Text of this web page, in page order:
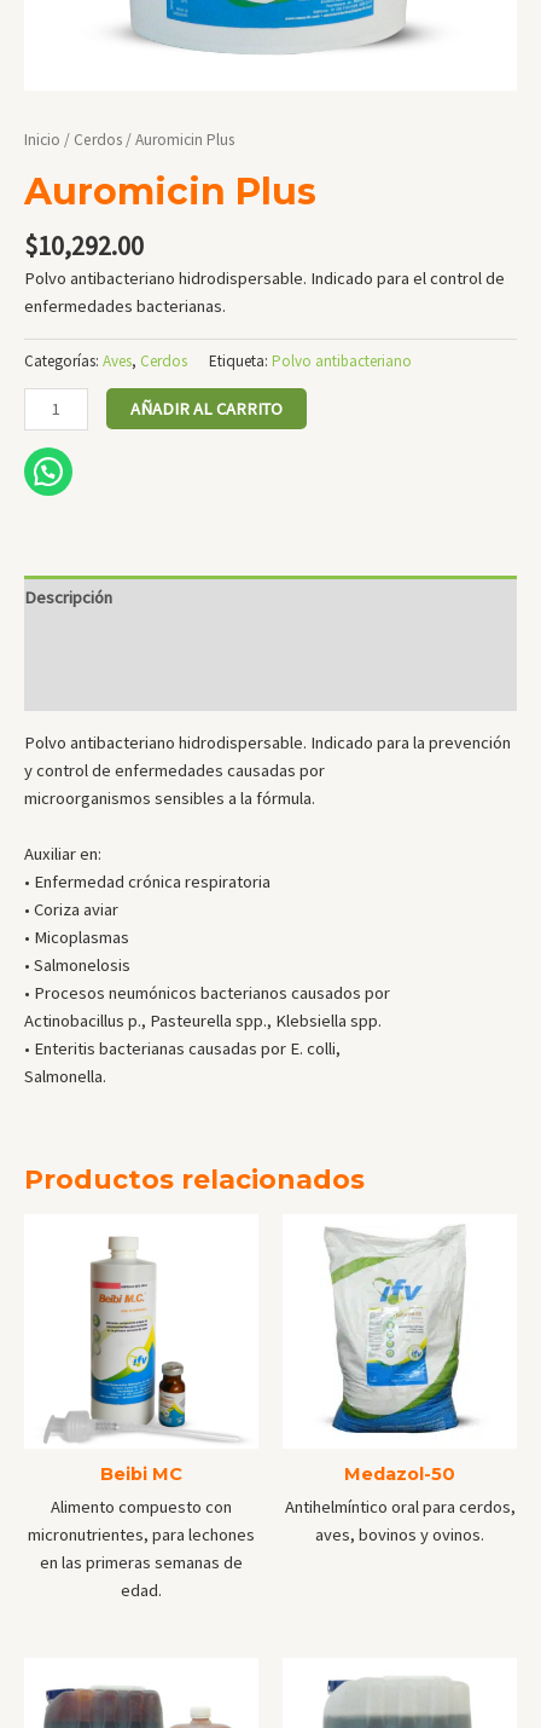
Inicio / Cerdos / Auromicin Plus
Auromicin Plus
$10,292.00
Polvo antibacteriano hidrodispersable. Indicado para el control de
enfermedades bacterianas.
Categorías: Aves, Cerdos Etiqueta: Polvo antibacteriano
Auromicin
Plus
cantidad
AÑADIR AL CARRITO
Descripción
Polvo antibacteriano hidrodispersable. Indicado para la prevención
y control de enfermedades causadas por
microorganismos sensibles a la fórmula.
Auxiliar en:
• Enfermedad crónica respiratoria
• Coriza aviar
• Micoplasmas
• Salmonelosis
• Procesos neumónicos bacterianos causados por
Actinobacillus p., Pasteurella spp., Klebsiella spp.
• Enteritis bacterianas causadas por E. colli,
Salmonella.
Productos relacionados
Beibi MC
Alimento compuesto con
micronutrientes, para lechones
en las primeras semanas de
edad.
Medazol-50
Antihelmíntico oral para cerdos,
aves, bovinos y ovinos.